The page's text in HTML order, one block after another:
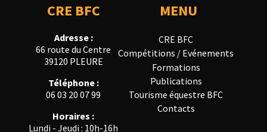
CRE BFC
Adresse :
66 route du Centre
39120 PLEURE
Téléphone :
06 03 20 07 99
Horaires :
Lundi - Jeudi : 10h-16h
MENU
CRE BFC
Compétitions / Evénements
Formations
Publications
Tourisme équestre BFC
Contacts